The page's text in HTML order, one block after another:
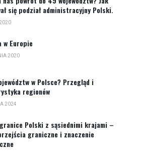
się podział administracyjny Polski.
w Europie
2020
w Polsce? Przegląd i
regionów
2024
Polski z sąsiednimi krajami –
graniczne i znaczenie